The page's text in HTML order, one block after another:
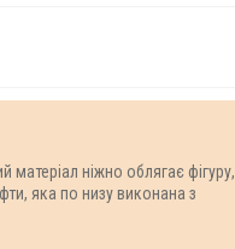
ніжно облягає фігуру,
яка по низу виконана з